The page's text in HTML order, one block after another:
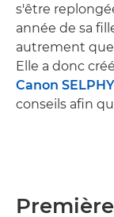
s'être
année de sa
autrement
Elle a donc
Canon
conseils afin